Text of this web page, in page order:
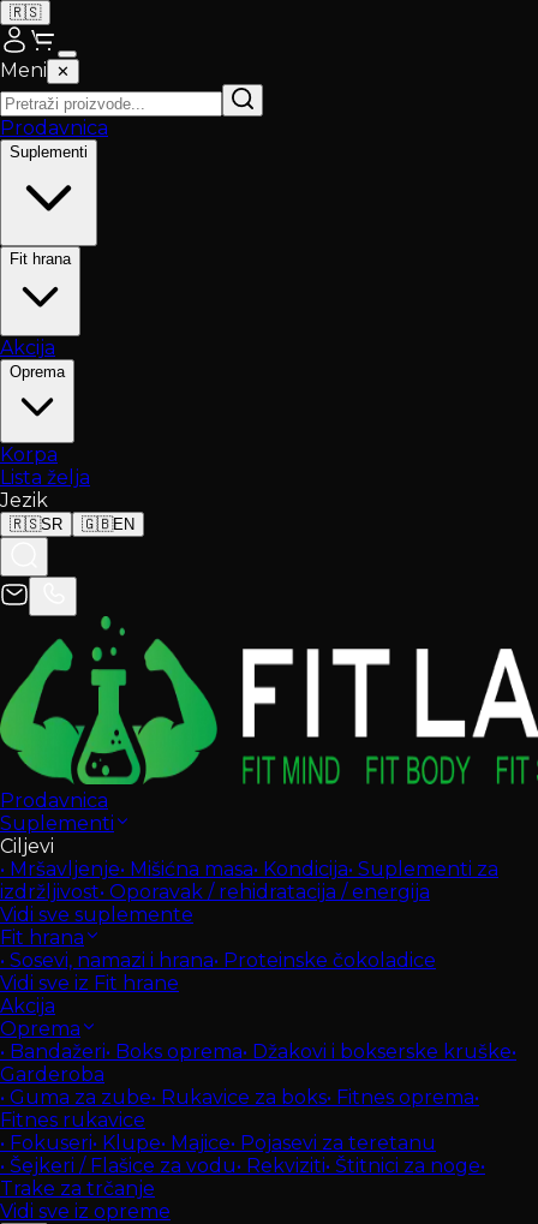
🇷🇸
Meni ✕
Prodavnica
Suplementi
Fit hrana
Akcija
Oprema
Korpa
Lista želja
Jezik
🇷🇸SR 🇬🇧EN
Prodavnica
Suplementi
Ciljevi
• Mršavljenje• Mišićna masa• Kondicija• Suplementi za
izdržljivost• Oporavak / rehidratacija / energija
Vidi sve suplemente
Fit hrana
• Sosevi, namazi i hrana• Proteinske čokoladice
Vidi sve iz Fit hrane
Akcija
Oprema
• Bandažeri• Boks oprema• Džakovi i bokserske kruške•
Garderoba
• Guma za zube• Rukavice za boks• Fitnes oprema•
Fitnes rukavice
• Fokuseri• Klupe• Majice• Pojasevi za teretanu
• Šejkeri / Flašice za vodu• Rekviziti• Štitnici za noge•
Trake za trčanje
Vidi sve iz opreme